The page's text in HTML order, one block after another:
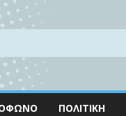
ΠΟΛΙΤΙΚΉ